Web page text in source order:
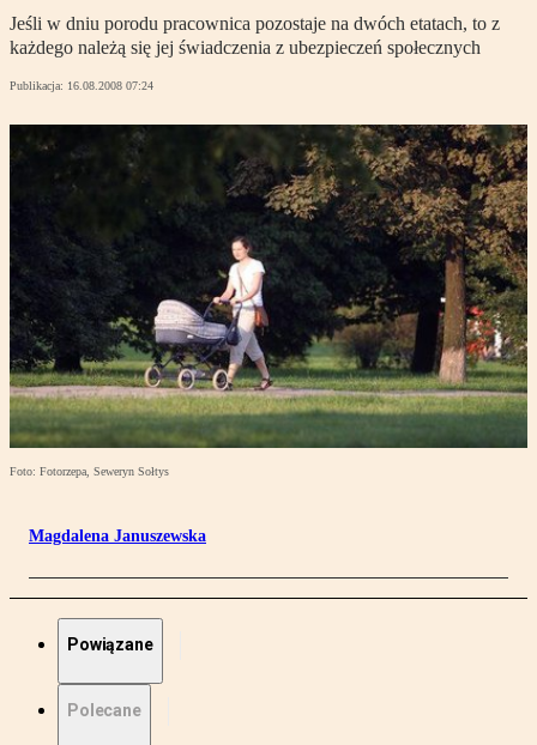
Jeśli w dniu porodu pracownica pozostaje na dwóch etatach, to z
każdego należą się jej świadczenia z ubezpieczeń społecznych
Publikacja: 16.08.2008 07:24
Foto: Fotorzepa, Seweryn Sołtys
Magdalena Januszewska
Powiązane
Polecane